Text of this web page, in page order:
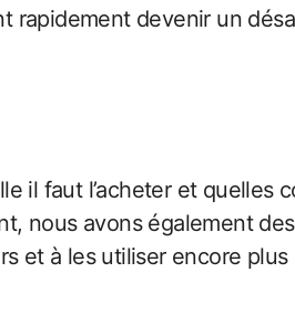
devenir un
il faut l’acheter et quelles
nous avons également
et à les utiliser encore